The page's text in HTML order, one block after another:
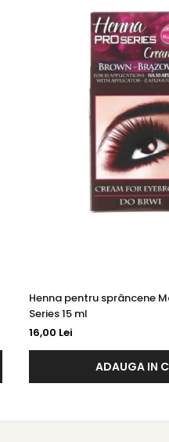
Henna pentru sprâncene
Series 15 ml
16,00 Lei
ADAUGA IN